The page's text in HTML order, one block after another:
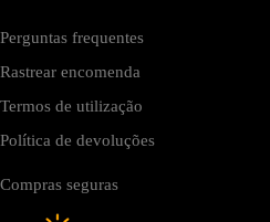
Perguntas frequentes
Rastrear encomenda
Termos de utilização
Política de devoluções
Compras seguras